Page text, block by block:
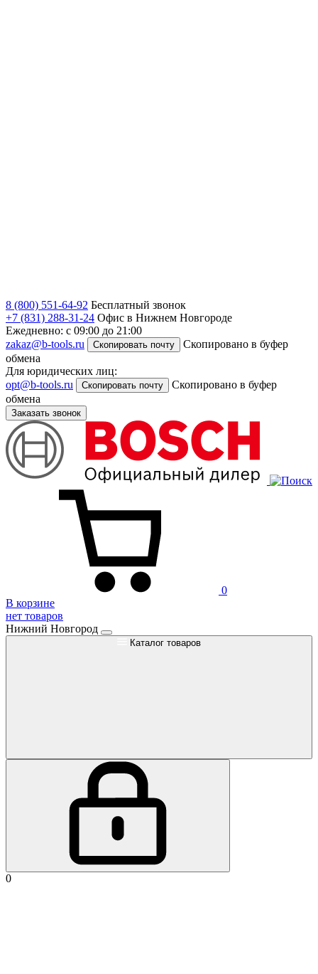
8 (800) 551-64-92 Бесплатный звонок
+7 (831) 288-31-24 Офис в Нижнем Новгороде
Ежедневно: с 09:00 до 21:00
zakaz@b-tools.ru
Скопировать почту
Скопировано в буфер
обмена
Для юридических лиц:
opt@b-tools.ru
Скопировать почту
Скопировано в буфер
обмена
Заказать звонок
0
В корзине
нет товаров
Нижний Новгород
Каталог товаров
0